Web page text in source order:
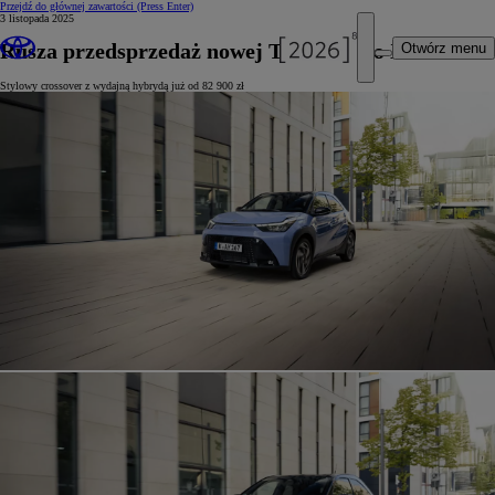
Przejdź do głównej zawartości (Press Enter)
Otwórz menu
3 listopada 2025
Rusza przedsprzedaż nowej Toyoty Aygo X
Stylowy crossover z wydajną hybrydą już od 82 900 zł